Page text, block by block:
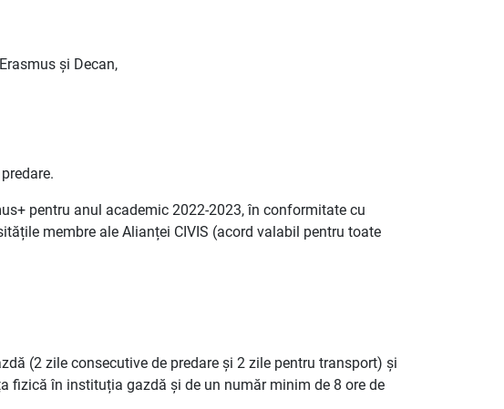
și Decan,
pentru anul academic 2022-2023, în conformitate cu
membre ale Alianței CIVIS (acord valabil pentru toate
(2 zile consecutive de predare și 2 zile pentru transport) și
fizică în instituția gazdă și de un număr minim de 8 ore de